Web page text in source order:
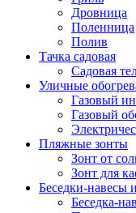
Дровница
Поленница
Полив
Тачка садовая
Садовая
Уличные
Газовый
Газовый
Пляжные зонты
Зонт от
Зонт для
Беседки-навесы
Беседка-